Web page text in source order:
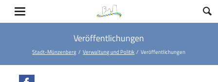
Veröffentlichungen
Stadt-Münzenberg Verwaltung und Politik Veröffentlichungen